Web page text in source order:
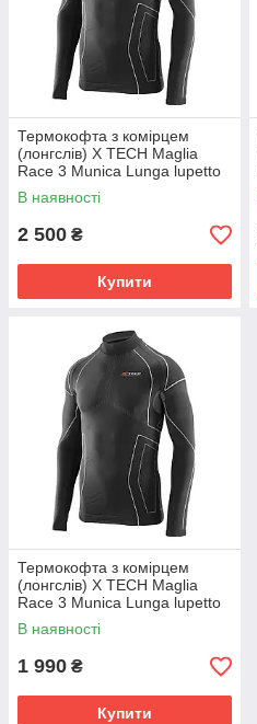
Термокофта з комірцем
(лонгслів) X TECH Maglia
Race 3 Munica Lunga lupetto
Nero L/XL Чорна
В наявності
2 500 ₴
Купити
Термокофта з комірцем
(лонгслів) X TECH Maglia
Race 3 Munica Lunga lupetto
Nero XXL/XXXL Чорна
В наявності
1 990 ₴
Купити